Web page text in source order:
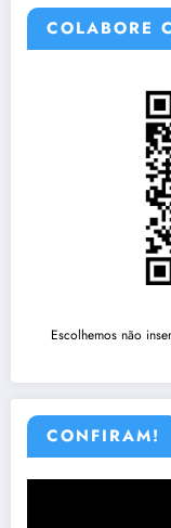
COLABORE
Escolhemos não
CONFIRAM!